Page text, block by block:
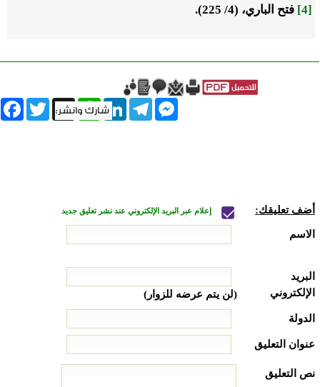
[4]
فتح الباري، (4/ 225).
Twitter X
WhatsAppLinkedInTelegram
Messenger
أضف تعليقك: إعلام عبر البريد الإلكتروني عند نشر تعليق جديد
الاسم
البريد
الإلكتروني
(لن يتم عرضه للزوار)
الدولة
عنوان التعليق
نص التعليق